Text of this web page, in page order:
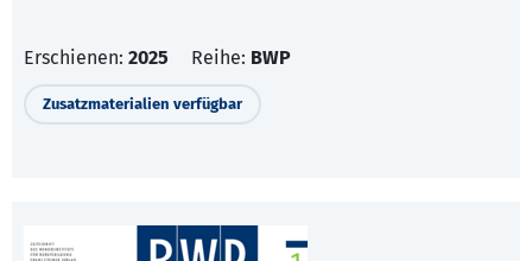
Erschienen: 2025 Reihe: BWP
Zusatzmaterialien verfügbar